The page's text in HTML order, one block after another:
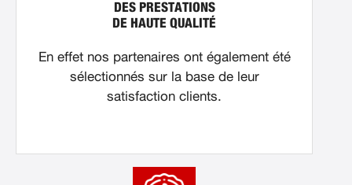
DES PRESTATIONS
DE HAUTE QUALITÉ
En effet nos partenaires ont également été
sélectionnés sur la base de leur
satisfaction clients.